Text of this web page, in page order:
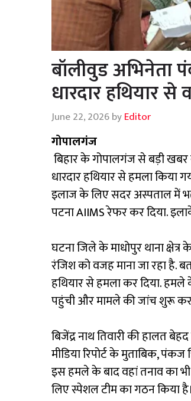
बॉलीवुड अभिनेता
धारदार हथियार
June 22, 2026byEditor
गोपालगंज
बिहार के गोपालगंज से बड़ी खबर
धारदार हथियार से हमला किया
इलाज के लिए सदर अस्पताल में
पटना AIIMS रेफर कर दिया.
घटना जिले के माधोपुर थाना
रंजिश को वजह माना जा रहा है.
हथियार से हमला कर दिया.
पहुंची और मामले की जांच शुरू कर
बिजेंद्र नाथ तिवारी की हालत
मीडिया रिपोर्ट के मुताबिक, पंकज
इस हमले के बाद वहां तनाव का
लिए स्पेशल टीम का गठन किया